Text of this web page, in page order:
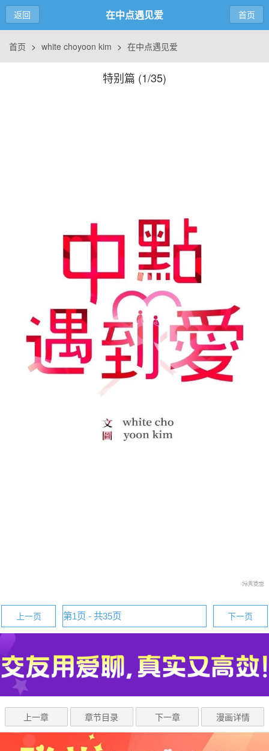
返回 在中点遇见爱 首页
首页 > white choyoon kim > 在中点遇见爱
特别篇 (1/35)
上一页 下一页
上一章 章节目录 下一章 漫画详情